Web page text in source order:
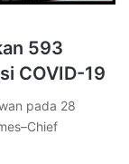
593
COVID-19
pada 28